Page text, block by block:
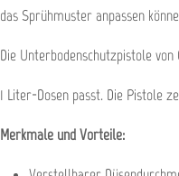
das Sprühmuster anpassen
Die Unterbodenschutzpistole
1 Liter-Dosen passt. Die Pistole
Merkmale und Vorteile: